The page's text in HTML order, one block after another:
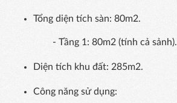
Tổng diện tích sàn: 80m2.
- Tầng 1: 80m2 (tính cả sảnh).
Diện tích khu đất: 285m2.
Công năng sử dụng: